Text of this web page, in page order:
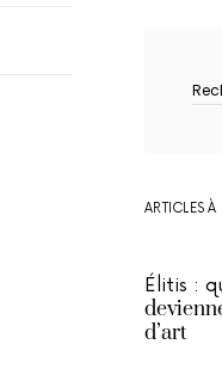
ARTICLES
Élitis :
d’art